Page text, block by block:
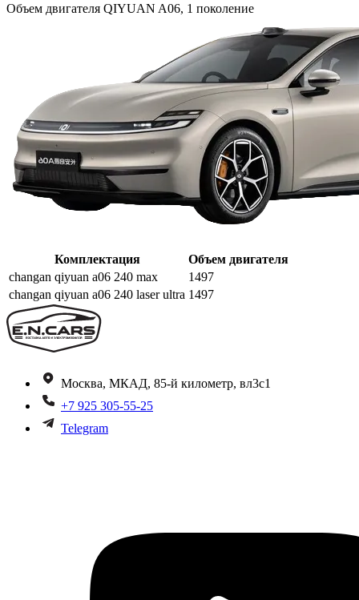
Объем двигателя QIYUAN A06, 1 поколение
Комплектация
Объем двигателя
changan qiyuan a06 240 max
1497
changan qiyuan a06 240 laser ultra 1497
Москва, МКАД, 85-й километр, вл3с1
+7 925 305-55-25
Telegram